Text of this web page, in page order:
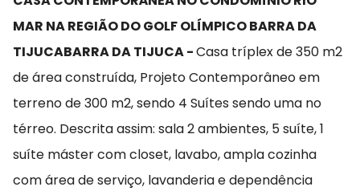
MAR NA REGIÃO DO GOLF OLÍMPICO BARRA DA
TIJUCABARRA DA TIJUCA -Casa tríplex de 350 m2
de área construída, Projeto Contemporâneo em
terreno de 300 m2, sendo 4 Suítes sendo uma no
térreo. Descrita assim: sala 2 ambientes, 5 suíte, 1
suíte máster com closet, lavabo, ampla cozinha
com área de serviço, lavanderia e dependência